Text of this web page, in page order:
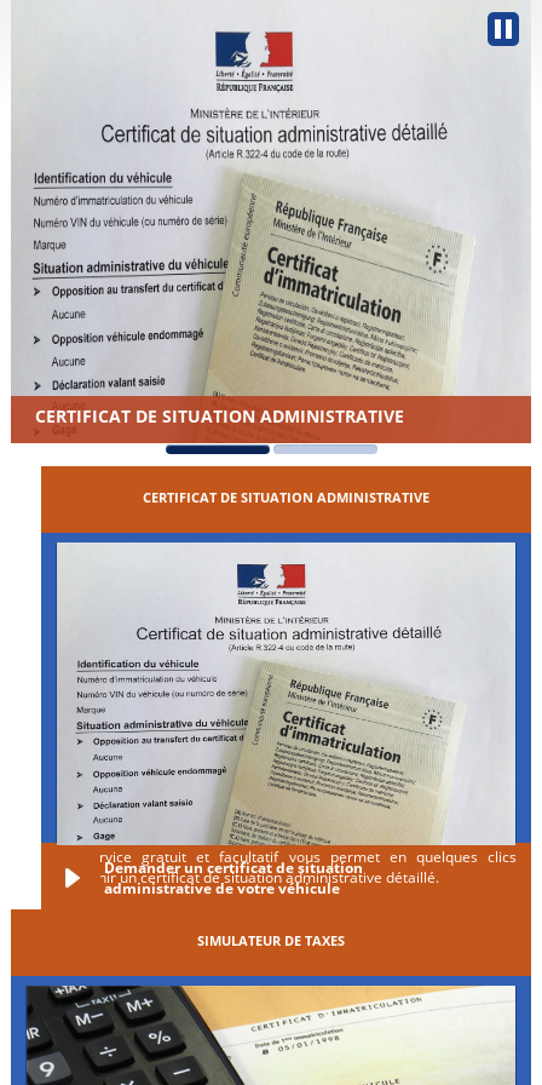
CERTIFICAT DE SITUATION ADMINISTRATIVE
CERTIFICAT DE SITUATION ADMINISTRATIVE
Ce service gratuit et facultatif vous permet en quelques clics
d'obtenir un certificat de situation administrative détaillé.
Demander un certificat de situation
administrative de votre véhicule
SIMULATEUR DE TAXES